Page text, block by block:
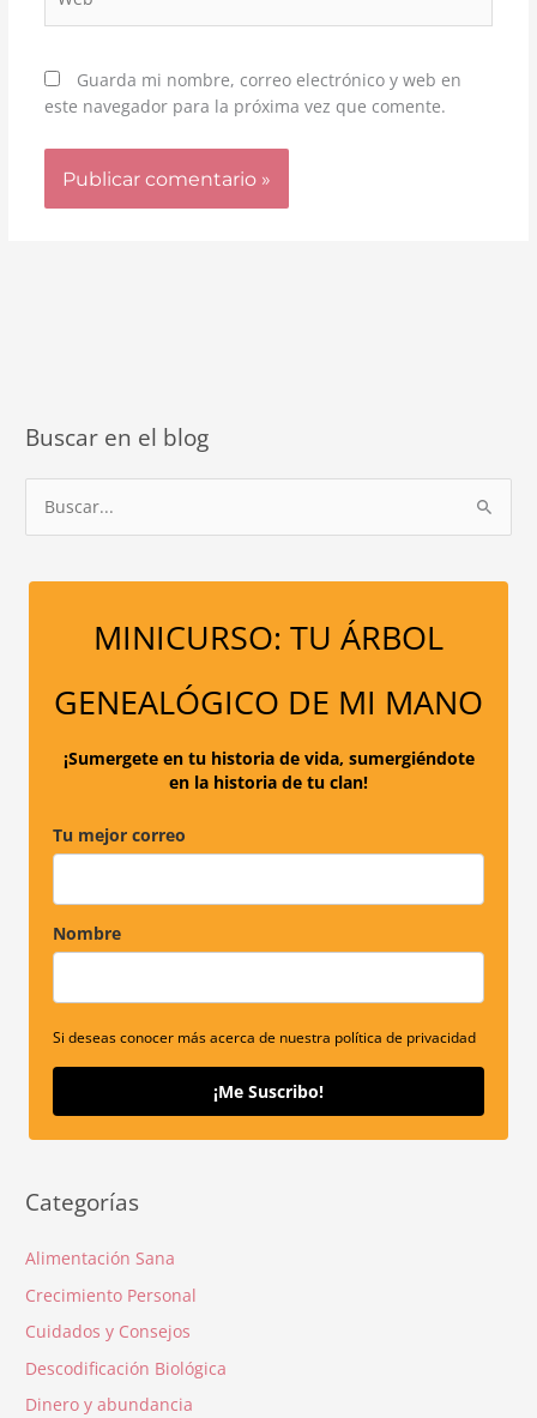
Guarda mi nombre, correo electrónico y web en
este navegador para la próxima vez que comente.
Buscar en el blog
c
MINICURSO: TU ÁRBOL
GENEALÓGICO DE MI MANO
¡Sumergete en tu historia de vida, sumergiéndote
en la historia de tu clan!
Tu mejor correo
Nombre
Si deseas conocer más acerca de nuestra política de privacidad
¡Me Suscribo!
Categorías
Alimentación Sana
Crecimiento Personal
Cuidados y Consejos
Descodificación Biológica
Dinero y abundancia